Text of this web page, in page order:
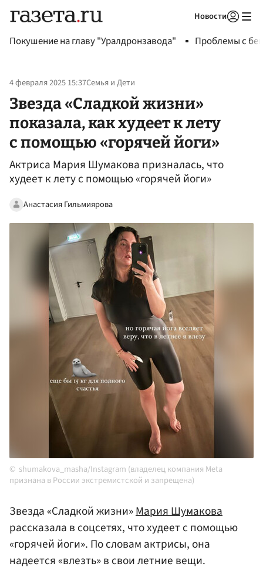
Новости
Покушение на главу "Уралдронзавода" Проблемы с
4 февраля 2025 15:37Семья и Дети
Звезда «Сладкой жизни»
показала, как худеет к лету
с помощью «горячей йоги»
Актриса Мария Шумакова призналась, что
худеет к лету с помощью «горячей йоги»
Анастасия Гильмиярова
shumakova_masha/Instagram (владелец компания Meta
признана в России экстремистской и запрещена)
Звезда «Сладкой жизни»Мария Шумакова
рассказала в соцсетях, что худеет с помощью
«горячей йоги». По словам актрисы, она
надеется «влезть» в свои летние вещи.